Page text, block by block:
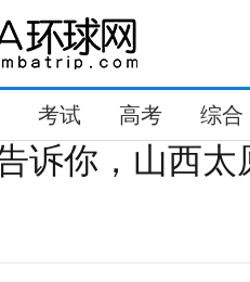
考试 高考 综合
诉你，山西